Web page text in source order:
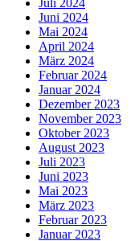
Juli 2024
Juni 2024
Mai 2024
April 2024
März 2024
Februar 2024
Januar 2024
Dezember 2023
November 2023
Oktober 2023
August 2023
Juli 2023
Juni 2023
Mai 2023
März 2023
Februar 2023
Januar 2023